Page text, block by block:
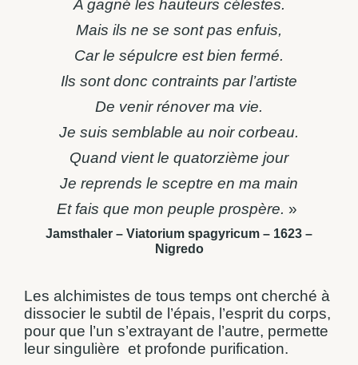
A gagné les hauteurs célestes.
Mais ils ne se sont pas enfuis,
Car le sépulcre est bien fermé.
Ils sont donc contraints par l’artiste
De venir rénover ma vie.
Je suis semblable au noir corbeau.
Quand vient le quatorzième jour
Je reprends le sceptre en ma main
Et fais que mon peuple prospère. »
Jamsthaler – Viatorium spagyricum – 1623 –
Nigredo
Les alchimistes de tous temps ont cherché à
dissocier le subtil de l’épais, l’esprit du corps,
pour que l’un s’extrayant de l’autre, permette
leur singulière et profonde purification.